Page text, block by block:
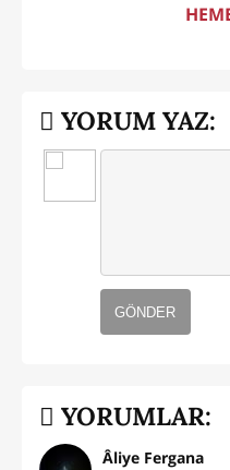
YORUM YAZ:
GÖNDER
YORUMLAR:
Âliye Fergana